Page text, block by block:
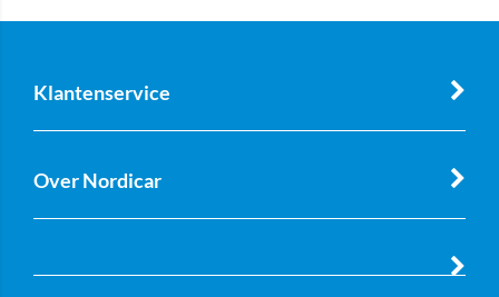
Klantenservice
Over Nordicar